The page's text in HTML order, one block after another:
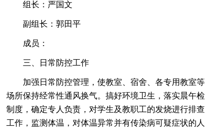
组长：严国文
副组长：郭田平
成员：
三、日常防控工作
加强日常防控管理，使教室、宿舍、各专用教室等
场所保持经常性通风换气。搞好环境卫生，落实晨午检
制度，确定专人负责，对学生及教职工的发烧进行排查
工作，监测体温，对体温异常并有传染病可疑症状的人